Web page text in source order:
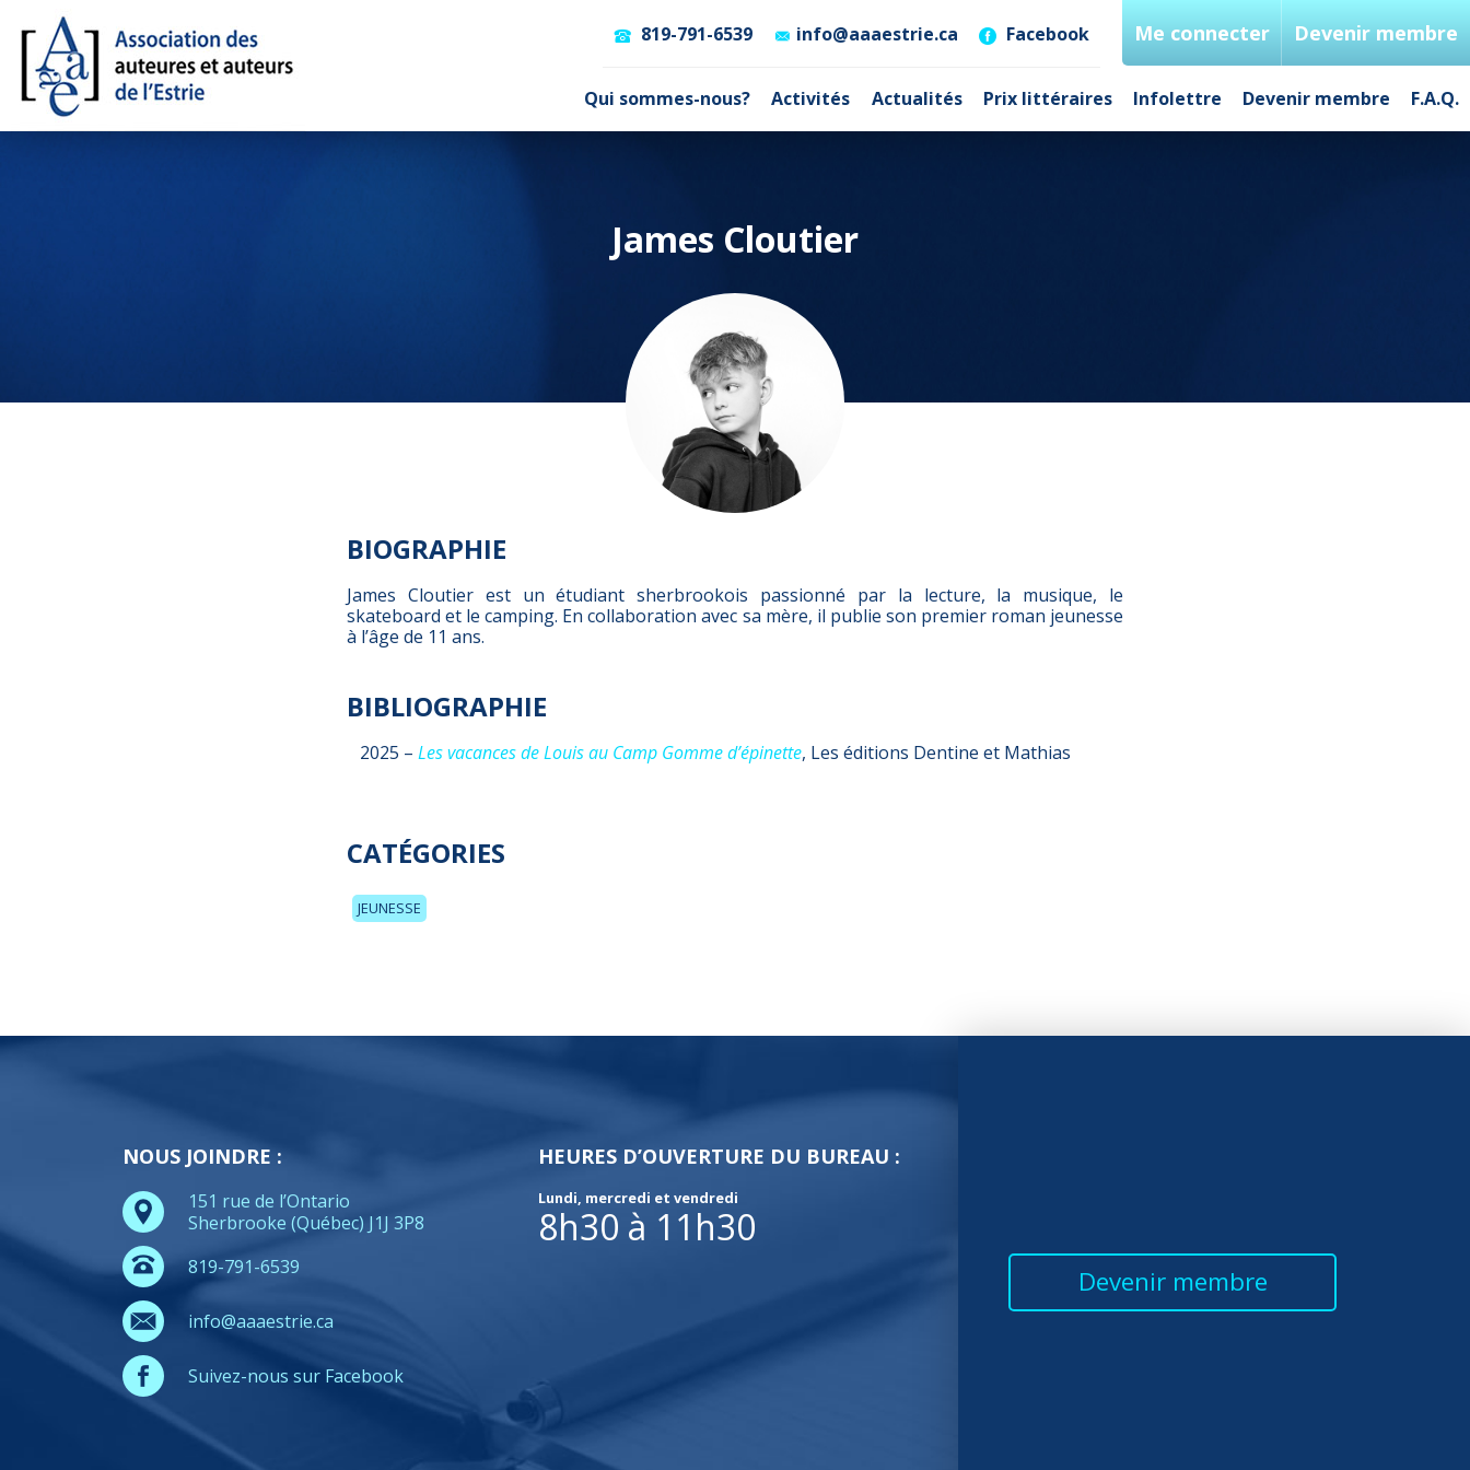
Qui sommes-nous? Activités Actualités Prix littéraires Infolettre Devenir membre F.A.Q.
819-791-6539 info@aaaestrie.ca Facebook Me connecter Devenir membre
James Cloutier
BIOGRAPHIE
James Cloutier est un étudiant sherbrookois passionné par la lecture, la musique, le
skateboard et le camping. En collaboration avec sa mère, il publie son premier roman jeunesse
à l’âge de 11 ans.
BIBLIOGRAPHIE
2025 – Les vacances de Louis au Camp Gomme d’épinette, Les éditions Dentine et Mathias
CATÉGORIES
JEUNESSE
NOUS JOINDRE :
151 rue de l’Ontario
Sherbrooke (Québec) J1J 3P8
819-791-6539
info@aaaestrie.ca
Suivez-nous sur Facebook
HEURES D’OUVERTURE DU BUREAU :
Lundi, mercredi et vendredi
8h30 à 11h30
Devenir membre